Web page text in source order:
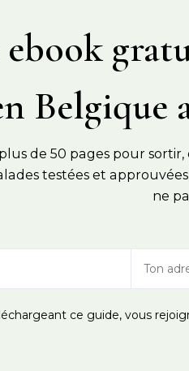
Belgique
de 50 pages pour
testées et
ne
ce guide, vous